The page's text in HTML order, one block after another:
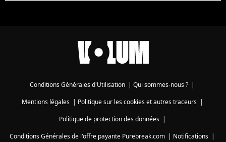
Conditions Générales d'Utilisation | Qui sommes-nous ? |
Mentions légales| Politique sur les cookies et autres traceurs|
Politique de protection des données|
Conditions Générales de l'offre payante Purebreak.com | Notifications |